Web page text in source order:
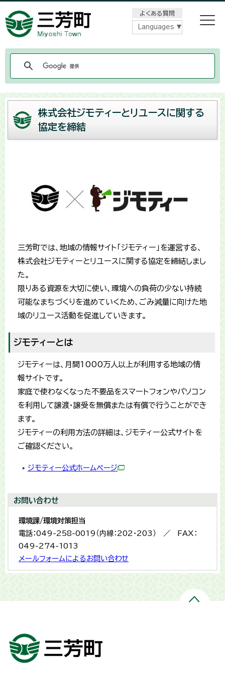
よくある質問
Languages
株式会社ジモティーとリユースに関する
協定を締結
三芳町では、地域の情報サイト「ジモティー」を運営する、
株式会社ジモティーとリユースに関する協定を締結しまし
た。
限りある資源を大切に使い、環境への負荷の少ない持続
可能なまちづくりを進めていくため、ごみ減量に向けた地
域のリユース活動を促進していきます。
ジモティーとは
ジモティーは、月間1000万人以上が利用する地域の情
報サイトです。
家庭で使わなくなった不要品をスマートフォンやパソコン
を利用して譲渡・譲受を無償または有償で行うことができ
ます。
ジモティーの利用方法の詳細は、ジモティー公式サイトを
ご確認ください。
ジモティー公式ホームページ
お問い合わせ
環境課/環境対策担当
電話：049-258-0019（内線：202・203） ／ FAX：
049-274-1013
メールフォームによるお問い合わせ